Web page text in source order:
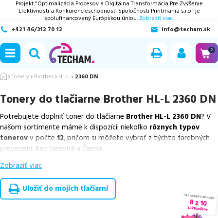
Projekt "Optimalizácia Procesov a Digitálna Transformácia Pre Zvýšenie
Efektívnosti a Konkurencieschopnosti Spoločnosti Printmania s.r.o" je
spolufinancovaný Európskou úniou. Zobraziť viac.
+421 46/312 70 12
info@techam.sk
0
Tonery Brother HL-L 2360 DN
Tonery do tlačiarne Brother HL-L 2360 DN
Potrebujete doplniť toner do tlačiarne Brother HL-L 2360 DN? V
našom sortimente máme k dispozícii niekoľko rôznych typov
tonerovv počte 12, pričom si môžete vybrať z týchto farebných
prevedení: Bez farebná a Čierna.
Z uvedeného množstva dostupných náplní
náplnev počte3ks, ako ajcenovo výhodnejšie alternatívy,
ktoré plne zachovávajú kvalitu tlače
overené náhrady v rôznych triedach
, medzi ktoré patríšpičková
ekologicky renovovaná rada
Zobraziť viac
Uložiť do mojích tlačiarní